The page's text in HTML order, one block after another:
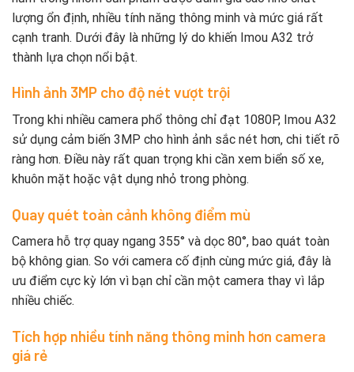
lượng ổn định, nhiều tính năng thông minh và mức giá rất
cạnh tranh. Dưới đây là những lý do khiến Imou A32 trở
thành lựa chọn nổi bật.
Hình ảnh 3MP cho độ nét vượt trội
Trong khi nhiều camera phổ thông chỉ đạt 1080P, Imou A32
sử dụng cảm biến 3MP cho hình ảnh sắc nét hơn, chi tiết rõ
ràng hơn. Điều này rất quan trọng khi cần xem biển số xe,
khuôn mặt hoặc vật dụng nhỏ trong phòng.
Quay quét toàn cảnh không điểm mù
Camera hỗ trợ quay ngang 355° và dọc 80°, bao quát toàn
bộ không gian. So với camera cố định cùng mức giá, đây là
ưu điểm cực kỳ lớn vì bạn chỉ cần một camera thay vì lắp
nhiều chiếc.
Tích hợp nhiều tính năng thông minh hơn camera
giá rẻ